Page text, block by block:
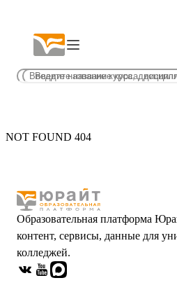
NOT FOUND 404
Образовательная платформа
контент, сервисы, данные для
колледжей.